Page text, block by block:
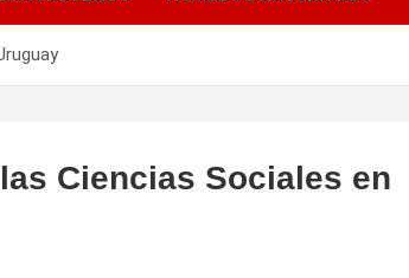
Ciencias Sociales en